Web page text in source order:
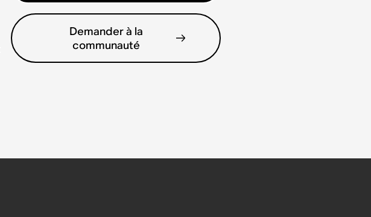
Demander à la
communauté